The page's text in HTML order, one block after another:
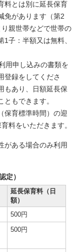
料とは別に延長保育
免があります（第2
親世帯などで世帯の
子：半額又は無料、
用申し込みの書類を
登録をしてくださ
もあり、日額延長保
もできます。
保育標準時間）の迎
料をいただきます。
がある場合のみ利用
定）
延長保育料（日
額）
500円
500円